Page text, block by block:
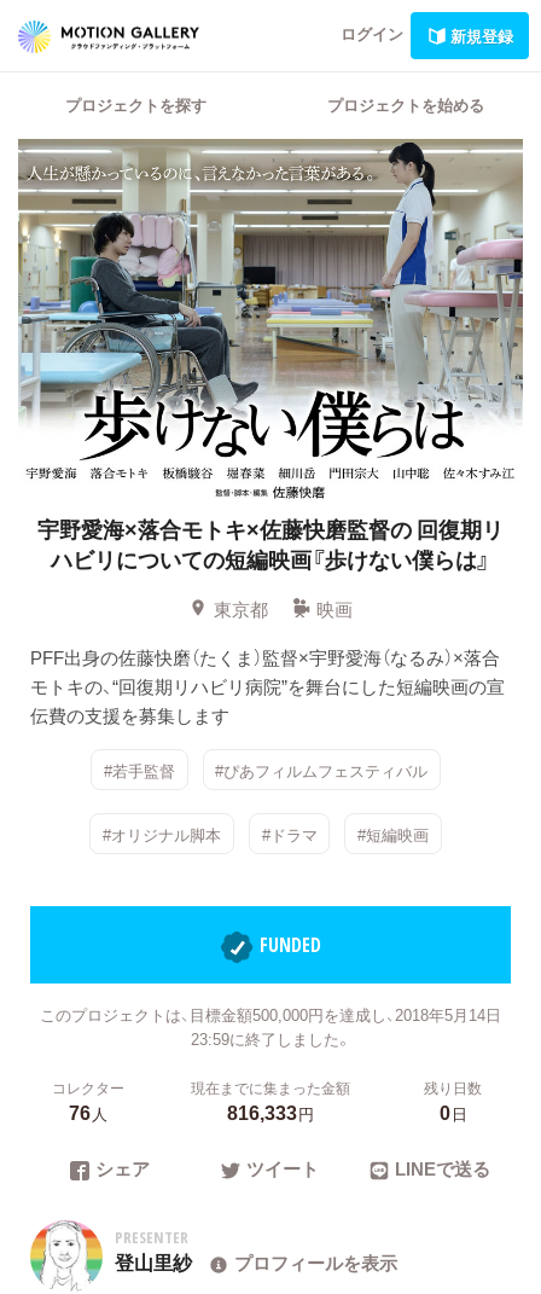
ログイン 新規登録
プロジェクトを探す プロジェクトを始める
宇野愛海×落合モトキ×佐藤快磨監督の回復期リ
ハビリについての短編映画『歩けない僕らは』
東京都
映画
PFF出身の佐藤快磨（たくま）監督×宇野愛海（なるみ）×落合
モトキの、“回復期リハビリ病院”を舞台にした短編映画の宣
伝費の支援を募集します
#若手監督 #ぴあフィルムフェスティバル
#オリジナル脚本 #ドラマ #短編映画
FUNDED
このプロジェクトは、目標金額500,000円を達成し、2018年5月14日
23:59に終了しました。
コレクター
76人
現在までに集まった金額
816,333円
残り日数
0日
シェア ツイート LINEで送る
PRESENTER
登山里紗 プロフィールを表示